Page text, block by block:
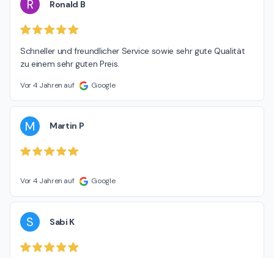
R Ronald B
Schneller und freundlicher Service sowie sehr gute Qualität
zu einem sehr guten Preis.
Vor 4 Jahren auf Google
M Martin P
Vor 4 Jahren auf Google
S Sabi K